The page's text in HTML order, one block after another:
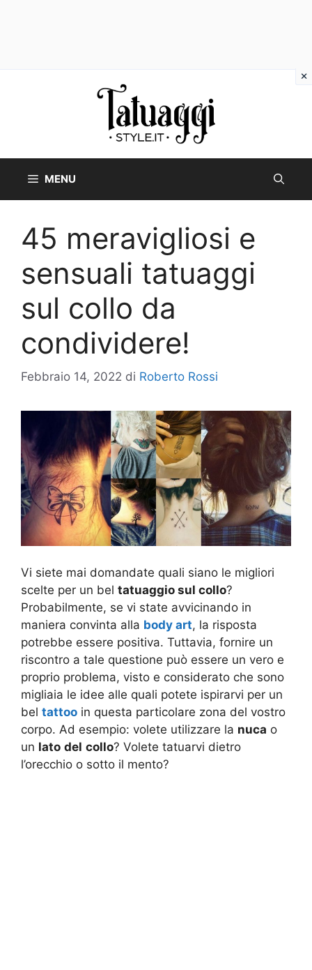
MENU
45 meravigliosi e
sensuali tatuaggi
sul collo da
condividere!
Febbraio 14, 2022 di Roberto Rossi
Vi siete mai domandate quali siano le migliori
scelte per un bel tatuaggio sul collo?
Probabilmente, se vi state avvicinando in
maniera convinta alla body art, la risposta
potrebbe essere positiva. Tuttavia, fornire un
riscontro a tale questione può essere un vero e
proprio problema, visto e considerato che sono
migliaia le idee alle quali potete ispirarvi per un
bel tattoo in questa particolare zona del vostro
corpo. Ad esempio: volete utilizzare la nuca o
un lato del collo? Volete tatuarvi dietro
l’orecchio o sotto il mento?